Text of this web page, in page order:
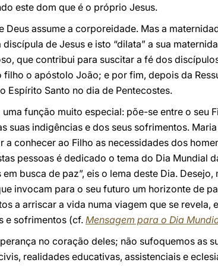
este dom que é o próprio Jesus.
Deus assume a corporeidade. Mas a
de Jesus e isto “dilata” a sua
que contribui para suscitar a fé dos
o apóstolo João; e por fim, depois da
Espírito Santo no dia de Pentecostes.
função muito especial: põe-se entre o seu
suas indigências e dos seus sofrimentos.
a conhecer ao Filho as necessidades dos
pessoas é dedicado o tema do Dia Mundial
busca de paz”, eis o lema deste Dia.
invocam para o seu futuro um horizonte de
a arriscar a vida numa viagem que se revela,
e sofrimentos (cf. Mensagem para o Dia
no coração deles; não sufoquemos as
realidades educativas, assistenciais e